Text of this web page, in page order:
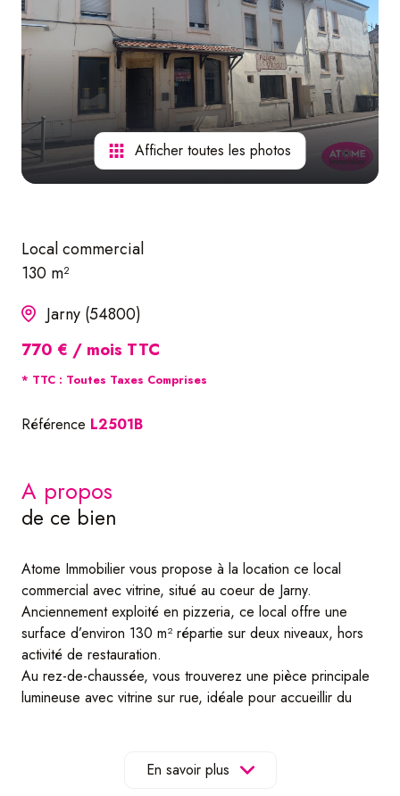
nos
services
Afficher toutes les photos
Local commercial
130 m²
Jarny (54800)
770 € / mois TTC
* TTC : Toutes Taxes Comprises
Référence L2501B
a propos
de ce bien
Atome Immobilier vous propose à la location ce local
commercial avec vitrine, situé au coeur de Jarny.
Anciennement exploité en pizzeria, ce local offre une
surface d’environ 130 m² répartie sur deux niveaux, hors
activité de restauration.
Au rez-de-chaussée, vous trouverez une pièce principale
lumineuse avec vitrine sur rue, idéale pour accueillir du
Par deux escaliers distincts, on accède à un sous-sol
composé de plusieurs espaces : une ancienne cuisine à
En savoir plus